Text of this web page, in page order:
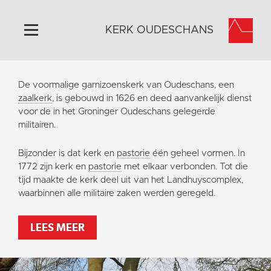
Home
Algemeen
Historie
Activiteiten
Steun ons
Contact
Vaktaal
KERK OUDESCHANS
De voormalige garnizoenskerk van Oudeschans, een
zaalkerk, is gebouwd in 1626 en deed aanvankelijk dienst
voor de in het Groninger Oudeschans gelegerde
militairen.
Bijzonder is dat kerk en pastorie één geheel vormen. In
1772 zijn kerk en pastorie met elkaar verbonden. Tot die
tijd maakte de kerk deel uit van het Landhuyscomplex,
waarbinnen alle militaire zaken werden geregeld.
LEES MEER